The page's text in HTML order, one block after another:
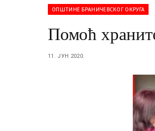
ОПШТИНЕ БРАНИЧЕВСКОГ ОКРУГА
Помоћ
11. ЈУН 2020.